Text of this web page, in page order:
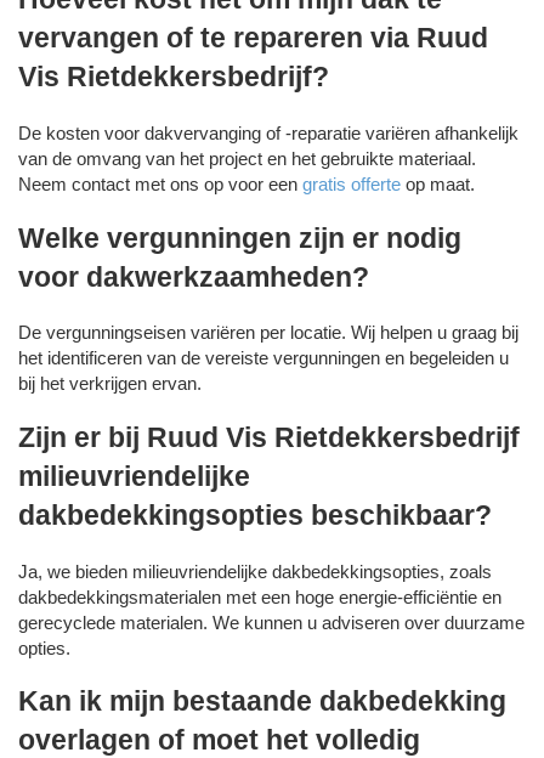
vervangen of te repareren via Ruud
Vis Rietdekkersbedrijf?
De kosten voor dakvervanging of -reparatie variëren afhankelijk
van de omvang van het project en het gebruikte materiaal.
Neem contact met ons op voor een gratis offerte op maat.
Welke vergunningen zijn er nodig
voor dakwerkzaamheden?
De vergunningseisen variëren per locatie. Wij helpen u graag bij
het identificeren van de vereiste vergunningen en begeleiden u
bij het verkrijgen ervan.
Zijn er bij Ruud Vis Rietdekkersbedrijf
milieuvriendelijke
dakbedekkingsopties beschikbaar?
Ja, we bieden milieuvriendelijke dakbedekkingsopties, zoals
dakbedekkingsmaterialen met een hoge energie-efficiëntie en
gerecyclede materialen. We kunnen u adviseren over duurzame
opties.
Kan ik mijn bestaande dakbedekking
overlagen of moet het volledig